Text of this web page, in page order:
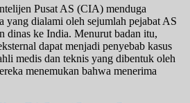
Pusat AS (CIA) menduga
yang dialami oleh sejumlah pejabat AS
dinas ke India. Menurut badan itu,
dapat menjadi penyebab kasus
medis dan teknis yang dibentuk oleh
menemukan bahwa menerima